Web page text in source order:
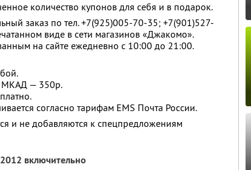
количество купонов для себя и в подарок.
заказ по тел. +7(925)005-70-35; +7(901)527-
виде в сети магазинов «Джакомо».
на сайте ежедневно с 10:00 до 21:00.
МКАД — 350р.
согласно тарифам EMS Почта России.
и не добавляются к спецпредложениям
включительно